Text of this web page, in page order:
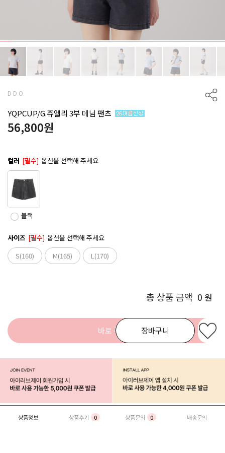
D D O
YQPCUP/G.쥬엘리 3부 데님 팬츠
56,800원
컬러 [필수] 옵션을 선택해 주세요
블랙
사이즈 [필수] 옵션을 선택해 주세요
S(160)
M(165) L(170)
총 상품 금액 0 원
장바구니
바로 구매
상품정보 상품후기 0 상품문의 0 배송문의